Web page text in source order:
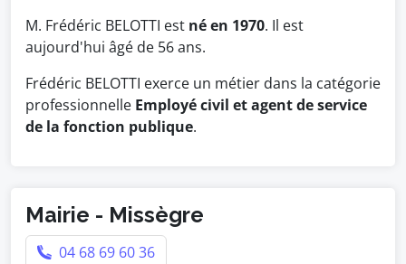
M. Frédéric BELOTTI est né en 1970. Il est
aujourd'hui âgé de 56 ans.
Frédéric BELOTTI exerce un métier dans la catégorie
professionnelle Employé civil et agent de service
de la fonction publique.
Mairie - Missègre
04 68 69 60 36